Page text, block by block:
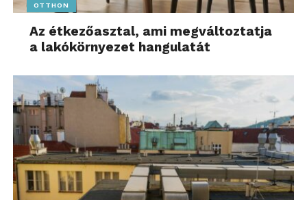
OTTHON
Az étkezőasztal, ami megváltoztatja
a lakókörnyezet hangulatát